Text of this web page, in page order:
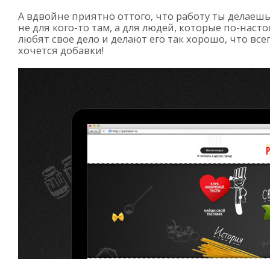
А вдвойне приятно оттого, что работу ты делаешь
не для кого-то там, а для людей, которые по-
любят свое дело и делают его так хорошо, что
хочется добавки!